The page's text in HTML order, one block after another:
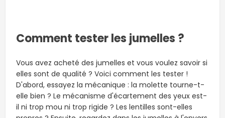
Comment tester les jumelles ?
Vous avez acheté des jumelles et vous voulez savoir si
elles sont de qualité ? Voici comment les tester !
D'abord, essayez la mécanique : la molette tourne-t-
elle bien ? Le mécanisme d'écartement des yeux est-
il ni trop mou ni trop rigide ? Les lentilles sont-elles